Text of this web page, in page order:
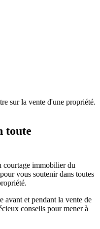
sur la vente d'une propriété.
toute
courtage immobilier du
vous soutenir dans toutes
avant et pendant la vente de
conseils pour mener à